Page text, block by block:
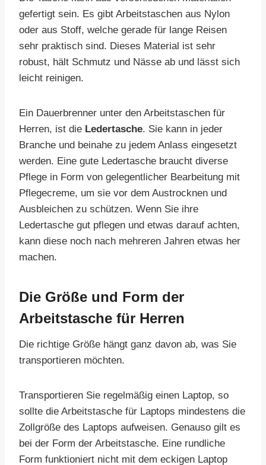
gefertigt sein. Es gibt Arbeitstaschen aus Nylon
oder aus Stoff, welche gerade für lange Reisen
sehr praktisch sind. Dieses Material ist sehr
robust, hält Schmutz und Nässe ab und lässt sich
leicht reinigen.
Ein Dauerbrenner unter den Arbeitstaschen für
Herren, ist die Ledertasche. Sie kann in jeder
Branche und beinahe zu jedem Anlass eingesetzt
werden. Eine gute Ledertasche braucht diverse
Pflege in Form von gelegentlicher Bearbeitung mit
Pflegecreme, um sie vor dem Austrocknen und
Ausbleichen zu schützen. Wenn Sie ihre
Ledertasche gut pflegen und etwas darauf achten,
kann diese noch nach mehreren Jahren etwas her
machen.
Die Größe und Form der
Arbeitstasche für Herren
Die richtige Größe hängt ganz davon ab, was Sie
transportieren möchten.
Transportieren Sie regelmäßig einen Laptop, so
sollte die Arbeitstasche für Laptops mindestens die
Zollgröße des Laptops aufweisen. Genauso gilt es
bei der Form der Arbeitstasche. Eine rundliche
Form funktioniert nicht mit dem eckigen Laptop